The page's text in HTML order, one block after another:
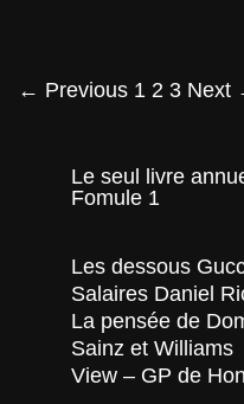
Post
← Previous 1 2 3 Next
Le seul livre
Fomule 1
Les dessous
Salaires Daniel
La pensée de
Sainz et Williams
View – GP de